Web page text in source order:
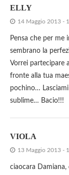
ELLY
14 Maggio 2013 -
Pensa che per me
sembrano la
Vorrei partecipare
fronte alla tua
pochino…
sublime… Bacio!!!
VIOLA
13 Maggio 2013 -
ciaocara